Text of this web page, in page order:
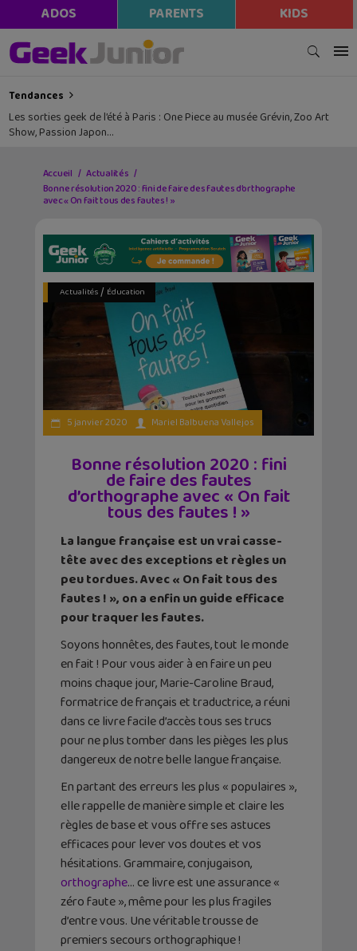
ADOS PARENTS KIDS
Tendances
Les sorties geek de l’été à Paris : One Piece au musée Grévin, Zoo Art
Show, Passion Japon…
Accueil
Actualités
Bonne résolution 2020 : fini de faire des fautes d’orthographe
avec « On fait tous des fautes ! »
Actualités/ Éducation
5 janvier 2020 Mariel Balbuena Vallejos
Bonne résolution 2020 : fini
de faire des fautes
d’orthographe avec « On fait
tous des fautes ! »
La langue française est un vrai casse-
tête avec des exceptions et règles un
peu tordues. Avec « On fait tous des
fautes ! », on a enfin un guide efficace
pour traquer les fautes.
Soyons honnêtes, des fautes, tout le monde
en fait ! Pour vous aider à en faire un peu
moins chaque jour, Marie-Caroline Braud,
formatrice de français et traductrice, a réuni
dans ce livre facile d’accès tous ses trucs
pour ne plus tomber dans les pièges les plus
dangereux de notre belle langue française.
En partant des erreurs les plus « populaires »,
elle rappelle de manière simple et claire les
règles de base et vous offre ses astuces
efficaces pour lever vos doutes et vos
hésitations. Grammaire, conjugaison,
orthographe… ce livre est une assurance «
zéro faute », même pour les plus fragiles
d’entre vous. Une véritable trousse de
premiers secours orthographique !